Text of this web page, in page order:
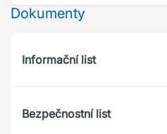
Dokumenty
Informační list
Bezpečnostní list